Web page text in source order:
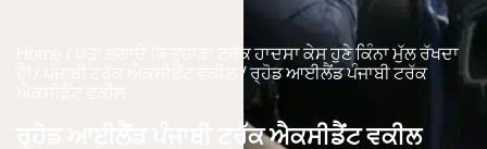
ਪਤਾ ਲਗਾਓ ਕਿ ਤੁਹਾਡਾ ਟਰੱਕ ਹਾਦਸਾ ਕੇਸ ਹੁਣੇ ਕਿੰਨਾ ਮੁੱਲ ਰੱਖਦਾ
/ਰ੍ਹੋਡ ਆਈਲੈਂਡ ਪੰਜਾਬੀ ਟਰੱਕ
ਰ੍ਹੋਡ ਆਈਲੈਂਡ ਪੰਜਾਬੀ ਟਰੱਕ ਐਕਸੀਡੈਂਟ ਵਕੀਲ